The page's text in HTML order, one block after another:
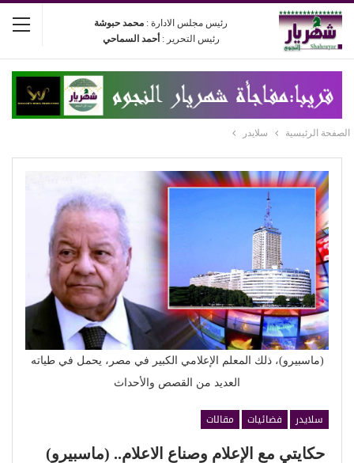
رئيس مجلس الادارة : محمد حبوشة
رئيس التحرير : أحمد السماحي
الصفحة الرئيسية سلايدر
(ماسبيرو)، ذلك المعلم الإعلامي الكبير في مصر، يحمل في طياته
العديد من القصص والأحداث
سلايدر فضائيات
مقالات
حكايتي مع الإعلام وصناع الاعلام.. (ماسبيرو)